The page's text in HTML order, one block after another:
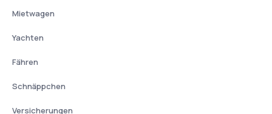
Mietwagen
Yachten
Fähren
Schnäppchen
Versicherungen